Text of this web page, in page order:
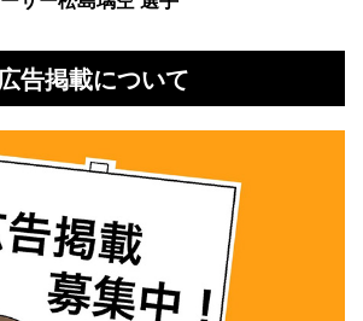
告掲載について